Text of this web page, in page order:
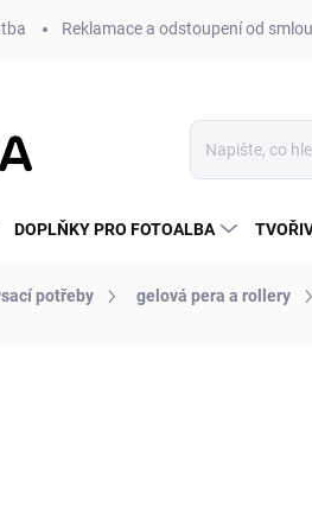
Reklamace a odstoupení od
DOPLŇKY PRO FOTOALBA
potřeby gelová pera a rollery